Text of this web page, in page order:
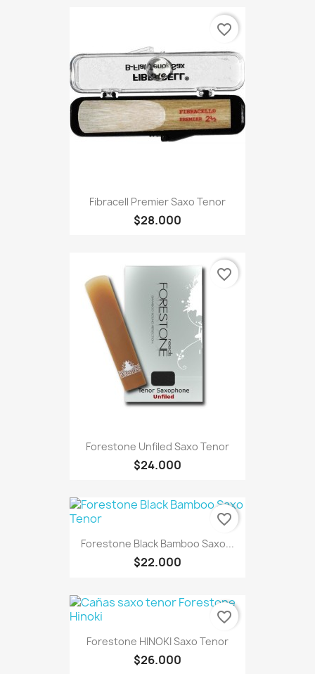
Fibracell Premier Saxo Tenor
$28.000
favorite_border
Forestone Unfiled Saxo Tenor
$24.000
favorite_border
Forestone Black Bamboo Saxo...
$22.000
favorite_border
Forestone HINOKI Saxo Tenor
$26.000
favorite_border